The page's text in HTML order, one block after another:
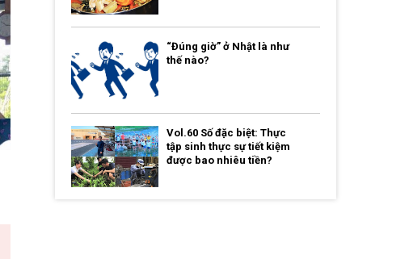
“Đúng giờ” ở Nhật là như
thế nào?
Vol.60 Số đặc biệt: Thực
tập sinh thực sự tiết kiệm
được bao nhiêu tiền?